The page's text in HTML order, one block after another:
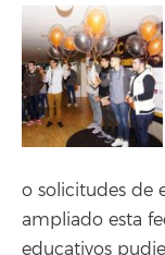
o solicitudes de
ampliado esta
educativos